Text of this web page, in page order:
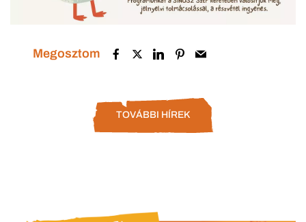
Megosztom
TOVÁBBI HÍREK